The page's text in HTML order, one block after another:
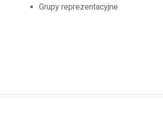
Grupy reprezentacyjne